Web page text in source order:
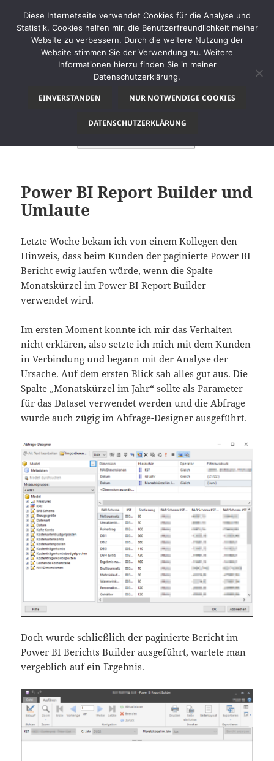
Power BI Report Builder und
Umlaute
Letzte Woche bekam ich von einem Kollegen den
Hinweis, dass beim Kunden der paginierte Power BI
Bericht ewig laufen würde, wenn die Spalte
Monatskürzel im Power BI Report Builder
verwendet wird.
Im ersten Moment konnte ich mir das Verhalten
nicht erklären, also setzte ich mich mit dem Kunden
in Verbindung und begann mit der Analyse der
Ursache. Auf dem ersten Blick sah alles gut aus. Die
Spalte „Monatskürzel im Jahr“ sollte als Parameter
für das Dataset verwendet werden und die Abfrage
wurde auch zügig im Abfrage-Designer ausgeführt.
Doch wurde schließlich der paginierte Bericht im
Power BI Berichts Builder ausgeführt, wartete man
vergeblich auf ein Ergebnis.
Diese Internetseite verwendet Cookies für die Analyse und
Statistik. Cookies helfen mir, die Benutzerfreundlichkeit meiner
Website zu verbessern. Durch die weitere Nutzung der
Website stimmen Sie der Verwendung zu. Weitere
Informationen hierzu finden Sie in meiner
Datenschutzerklärung.
EINVERSTANDEN NUR NOTWENDIGE COOKIES
DATENSCHUTZERKLÄRUNG